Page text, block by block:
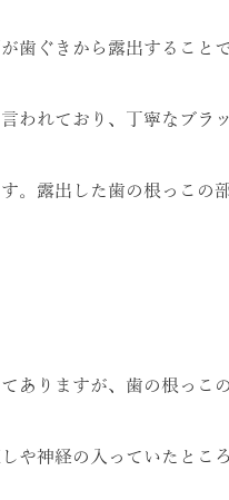
歯ぐきから露出すること
われており、丁寧なブラ
。露出した歯の根っこ
ありますが、歯の根っこ
や神経の入っていたとこ